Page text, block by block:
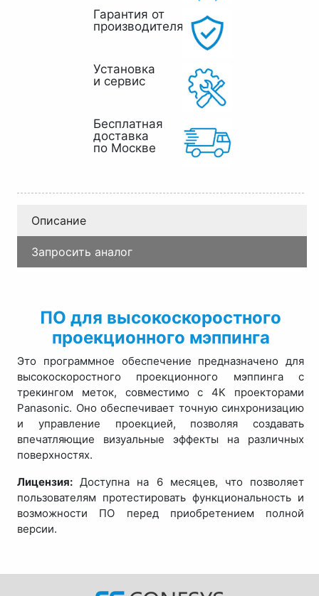
Гарантия от
производителя
Установка
и сервис
Бесплатная
доставка
по Москве
Описание
Запросить аналог
ПО для высокоскоростного
проекционного мэппинга
Это программное обеспечение предназначено для
высокоскоростного проекционного мэппинга с
трекингом меток, совместимо с 4К проекторами
Panasonic. Оно обеспечивает точную синхронизацию
и управление проекцией, позволяя создавать
впечатляющие визуальные эффекты на различных
поверхностях.
Лицензия:Доступна на 6 месяцев, что позволяет
пользователям протестировать функциональность и
возможности ПО перед приобретением полной
версии.